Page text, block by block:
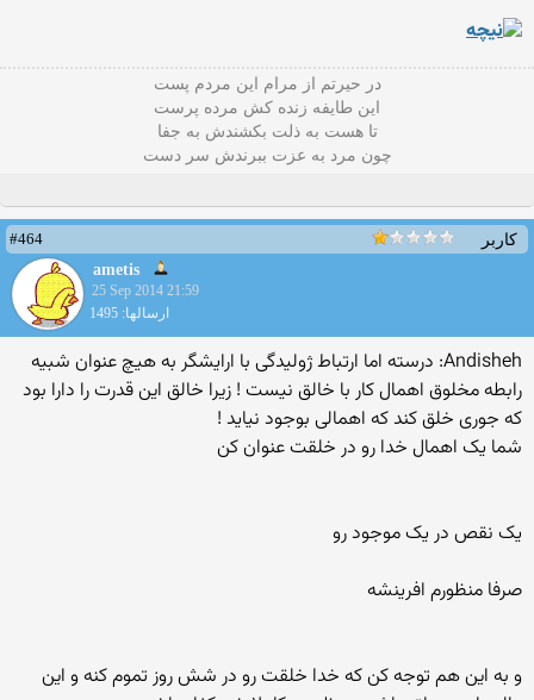
در حیرتم از مرام این مردم پست
این طایفه زنده کش مرده پرست
تا هست به ذلت بکشندش به جفا
چون مرد به عزت ببرندش سر دست
کاربر
#464
ametis
25 Sep 2014 21:59
ارسالها: 1495
Andisheh: درسته اما ارتباط ژولیدگی با ارایشگر به هیچ عنوان شبیه
رابطه مخلوق اهمال کار با خالق نیست ! زیرا خالق این قدرت را دارا بود
که جوری خلق کند که اهمالی بوجود نیاید !
شما یک اهمال خدا رو در خلقت عنوان کن
یک نقص در یک موجود رو
صرفا منظورم افرینشه
و به این هم توجه کن که خدا خلقت رو در شش روز تموم کنه و این